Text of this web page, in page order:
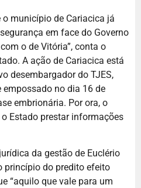
o município de Cariacica já
em face do Governo
o de Vitória”, conta o
A ação de Cariacica está
desembargador do TJES,
empossado no dia 16 de
embrionária. Por ora, o
Estado prestar informações
da gestão de Euclério
princípio do predito efeito
“aquilo que vale para um